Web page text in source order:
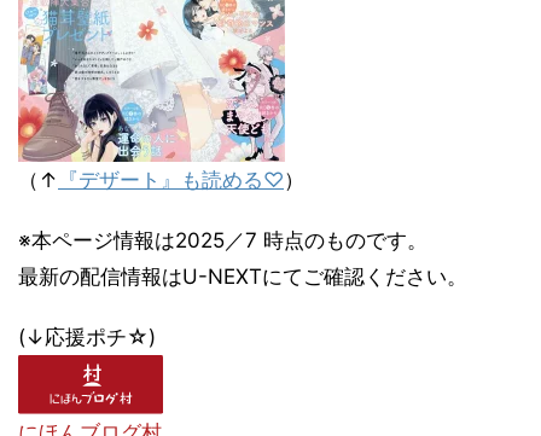
（↑ 『デザート』も読める♡）
※本ページ情報は2025／7 時点のものです。
最新の配信情報はU-NEXTにてご確認ください。
(↓応援ポチ☆)